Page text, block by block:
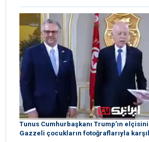
Tunus Cumhurbaşkanı Trump’ın
Gazzeli çocukların fotoğraflarıyla